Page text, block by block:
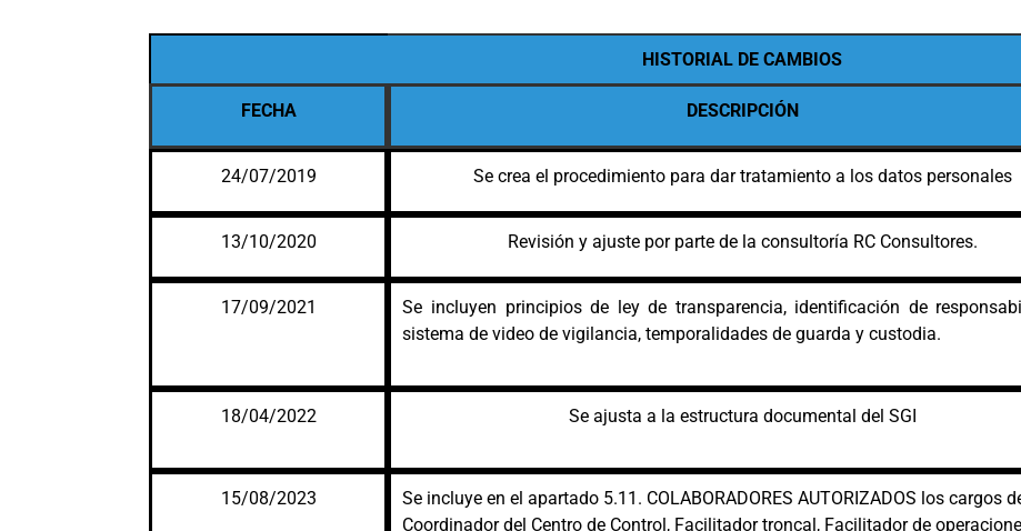
HISTORIAL DE CAMBIOS
FECHA DESCRIPCIÓN
24/07/2019 Se crea el procedimiento para dar tratamiento a los datos personales
13/10/2020 Revisión y ajuste por parte de la consultoría RC Consultores.
17/09/2021
Se incluyen principios de ley de transparencia, identificación de
sistema de video de vigilancia, temporalidades de guarda y custodia.
18/04/2022 Se ajusta a la estructura documental del SGI
15/08/2023
Se incluye en el apartado 5.11. COLABORADORES AUTORIZADOS los cargos
Coordinador del Centro de Control, Facilitador troncal, Facilitador de